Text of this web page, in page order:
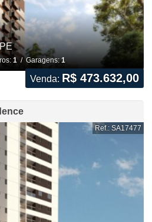
1/ Garagens:1
Venda: R$ 473.632,00
Ref.: SA17477